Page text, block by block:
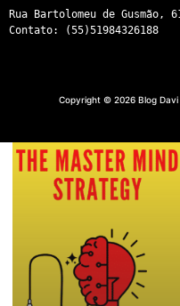
Rua Bartolomeu de
Contato: (55)51984326188
Copyright © 2026 Blog